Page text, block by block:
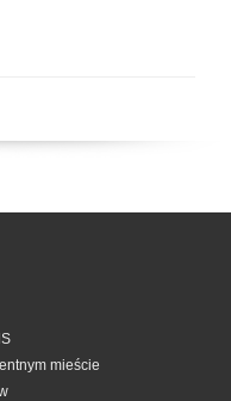
mieście